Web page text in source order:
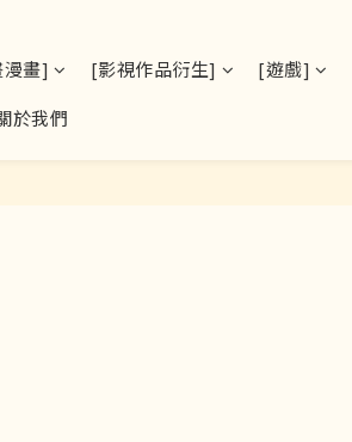
畫] [影視作品衍生] [遊戲]
於我們